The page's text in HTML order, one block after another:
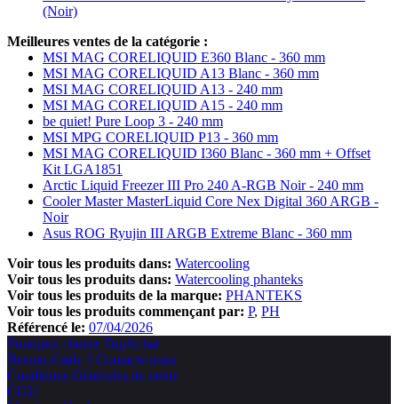
(Noir)
Meilleures ventes de la catégorie :
MSI MAG CORELIQUID E360 Blanc - 360 mm
MSI MAG CORELIQUID A13 Blanc - 360 mm
MSI MAG CORELIQUID A13 - 240 mm
MSI MAG CORELIQUID A15 - 240 mm
be quiet! Pure Loop 3 - 240 mm
MSI MPG CORELIQUID P13 - 360 mm
MSI MAG CORELIQUID I360 Blanc - 360 mm + Offset
Kit LGA1851
Arctic Liquid Freezer III Pro 240 A-RGB Noir - 240 mm
Cooler Master MasterLiquid Core Nex Digital 360 ARGB -
Noir
Asus ROG Ryujin III ARGB Extreme Blanc - 360 mm
Voir tous les produits dans: Watercooling
Voir tous les produits dans: Watercooling phanteks
Voir tous les produits de la marque: PHANTEKS
Voir tous les produits commençant par: P PH
Référencé le: 07/04/2026
Pourquoi choisir TopAchat
Besoin d'aide ? Contacte nous
Conditions Générales de vente
CGU